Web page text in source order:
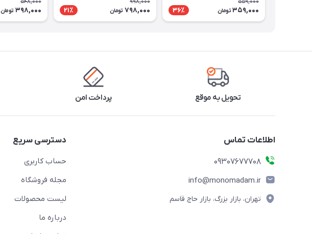
559,000
359,000 تومان 36٪
998,000
798,000 تومان 21٪
548,000
398,000 تومان
تحویل به موقع پرداخت امن
اطلاعات تماس
09307677708
info@monomadam.ir
تهران، بازار بزرگ، بازار حاج قاسم
دسترسی سریع
حساب کاربری
مجله فروشگاه
لیست محصولات
درباره ما